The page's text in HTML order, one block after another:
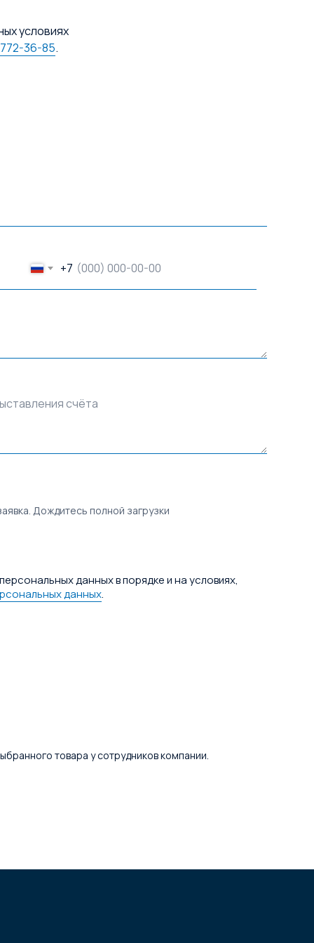
условиях
36-85.
+7
счёта
Дождитесь полной загрузки
данных в порядке и на условиях,
данных.
товара у сотрудников компании.